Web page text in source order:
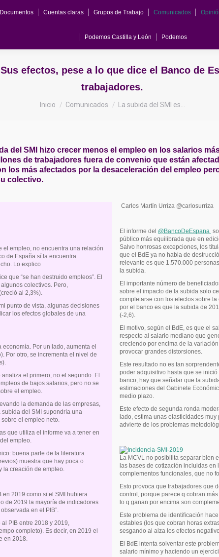
Documentos Cuentas claras Grupos de Trabajo Comunicados
Podemos Castilla y León Podemos
efectos, pese a lo que dice el Banco de
trabajadores.
Inicio Comunicados La subida del SMI es…
del SMI hizo crecer menos el empleo en los salarios
de trabajadores fuera de convenio que están
los más afectados por la desaceleración del empleo
colectivo.
el empleo, no encuentra una relación
de España sí la encuentra
Lo explico
que “se han destruido empleos”. El
colectivos. Pero,
al 2,3%).
punto de vista, algunas decisiones
los efectos globales de una
Por un lado, aumenta el
Por otro, se incrementa el nivel de
el primero, no el segundo. El
de bajos salarios, pero no se
el empleo.
la demanda de las empresas,
del SMI supondría una
el empleo neto.
que utiliza el informe va a tener en
empleo.
buena parte de la literatura
muestra que hay poca o
la creación de empleo.
en 2019 como si el SMI hubiera
de 2019 la mayoría de indicadores
en el PIB”.
PIB entre 2018 y 2019,
completo). Es decir, en 2019 el
en 2018.
Carlos Martín Urriza @carlosurriza
El informe del @BancoDeEspana
público más equilibrada que en
Salvo honrosas excepciones, los
que el BdE ya no habla de
relevante es que 1.570.000
la subida.
El importante número de
sobre el impacto de la subida solo
completarse con los efectos sobre
por el banco es que la subida de
(-2,6).
El motivo, según el BdE, es que el
respecto al salario mediano que
creciendo por encima de la
provocar grandes distorsiones.
Este resultado no es tan
poder adquisitivo hasta que se
banco, hay que señalar que la
estimaciones del Gabinete
medio plazo.
Este efecto de segunda ronda
lado, estima unas elasticidades
advierte de los problemas
La MCVL no posibilita separar bien
las bases de cotización incluidas
complementos funcionales, que no
Esto provoca que trabajadores que
control, porque parece q cobran
lo q ganan por encima son
Este problema de identificación
estables (los que cobran horas
sesgando al alza los efectos
El BdE intenta solventar este
salario mínimo y haciendo un